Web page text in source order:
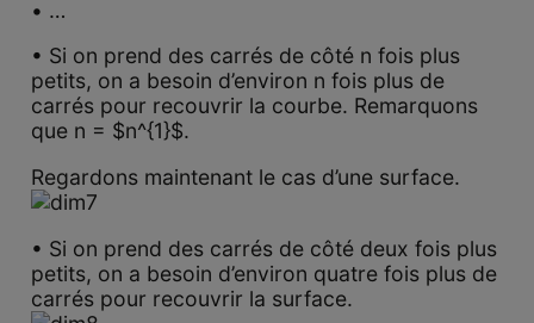
• …
• Si on prend des carrés de côté n fois plus
petits, on a besoin d’environ n fois plus de
carrés pour recouvrir la courbe. Remarquons
que n = $n^{1}$.
Regardons maintenant le cas d’une surface.
• Si on prend des carrés de côté deux fois plus
petits, on a besoin d’environ quatre fois plus de
carrés pour recouvrir la surface.